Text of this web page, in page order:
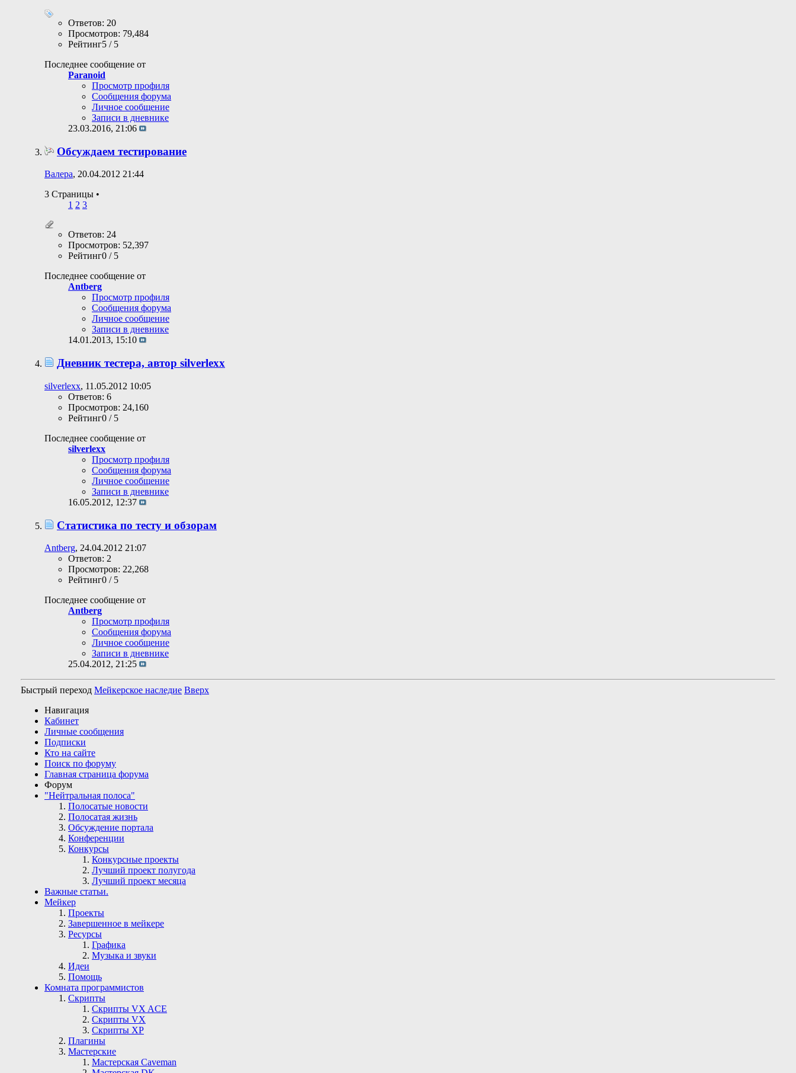
Ответов: 20
Просмотров: 79,484
Рейтинг5 / 5
Последнее сообщение от
Paranoid
Просмотр профиля
Сообщения форума
Личное сообщение
Записи в дневнике
23.03.2016, 21:06
Обсуждаем тестирование
Валера, 20.04.2012 21:44
3 Страницы •
1 2 3
Ответов: 24
Просмотров: 52,397
Рейтинг0 / 5
Последнее сообщение от
Antberg
Просмотр профиля
Сообщения форума
Личное сообщение
Записи в дневнике
14.01.2013, 15:10
Дневник тестера, автор silverlexx
silverlexx, 11.05.2012 10:05
Ответов: 6
Просмотров: 24,160
Рейтинг0 / 5
Последнее сообщение от
silverlexx
Просмотр профиля
Сообщения форума
Личное сообщение
Записи в дневнике
16.05.2012, 12:37
Статистика по тесту и обзорам
Antberg, 24.04.2012 21:07
Ответов: 2
Просмотров: 22,268
Рейтинг0 / 5
Последнее сообщение от
Antberg
Просмотр профиля
Сообщения форума
Личное сообщение
Записи в дневнике
25.04.2012, 21:25
Быстрый переход Мейкерское наследие Вверх
Навигация
Кабинет
Личные сообщения
Подписки
Кто на сайте
Поиск по форуму
Главная страница форума
Форум
"Нейтральная полоса"
Полосатые новости
Полосатая жизнь
Обсуждение портала
Конференции
Конкурсы
Конкурсные проекты
Лучший проект полугода
Лучший проект месяца
Важные статьи.
Мейкер
Проекты
Завершенное в мейкере
Ресурсы
Графика
Музыка и звуки
Идеи
Помощь
Комната программистов
Скрипты
Скрипты VX ACE
Скрипты VX
Скрипты ХР
Плагины
Мастерские
Мастерская Сaveman